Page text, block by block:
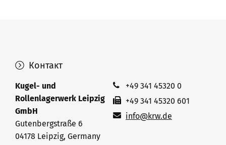
Контакт
Kugel- und
Rollenlagerwerk Leipzig
GmbH
Gutenbergstraße 6
04178 Leipzig, Germany
+49 341 45320 0
+49 341 45320 601
info@krw.de